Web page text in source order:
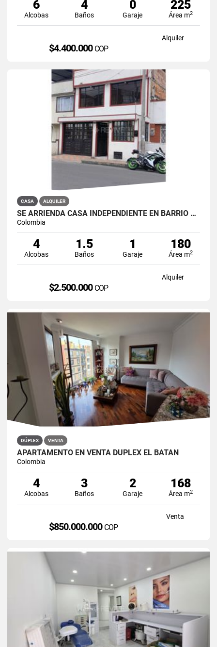
6
Alcobas
4
Baños
0
Garaje
225
Área m2
Alquiler
$4.400.000 COP
CASA ALQUILER
SE ARRIENDA CASA INDEPENDIENTE EN BARRIO QUIROGA SUR
Colombia
4
Alcobas
1.5
Baños
1
Garaje
180
Área m2
Alquiler
$2.500.000 COP
DÚPLEX VENTA
APARTAMENTO EN VENTA DÚPLEX EL BATÁN
Colombia
4
Alcobas
3
Baños
2
Garaje
168
Área m2
Venta
$850.000.000 COP